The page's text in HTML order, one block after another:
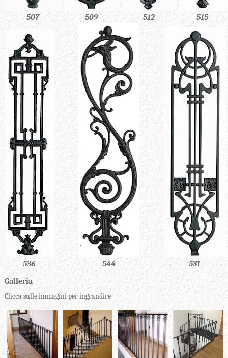
507 509 512 515
536 544
531
Galleria
Clicca sulle immagini per ingrandire